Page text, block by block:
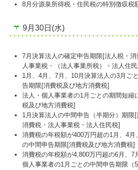
8月分源泉所得税・住民税の特別徴収税
9月30日(水)
7月決算法人の確定申告期限[法人税・
人事業税・（法人事業所税）・法人住
1月、4月、7月、10月決算法人の3月ご
告期限[消費税及び地方消費税]
法人・個人事業者の1月ごとの期間短縮
税及び地方消費税]
1月決算法人の中間申告（半期分）期限
消費税・法人事業税・法人住民税]
消費税の年税額が400万円超の1月、4月
の中間申告期限[消費税及び地方消費税]
消費税の年税額が4,800万円超の6月、7
個人事業者の1月ごとの中間申告期限（